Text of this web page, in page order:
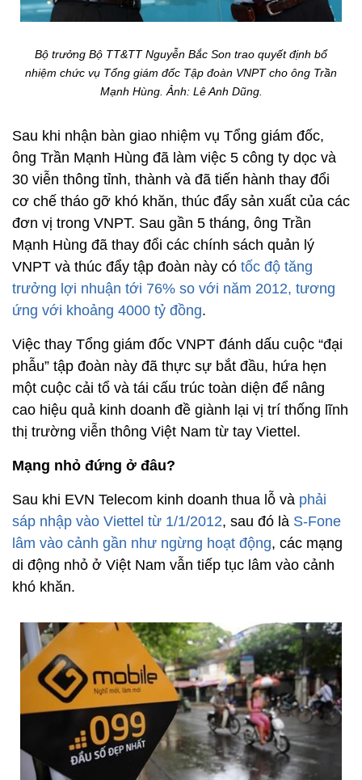
Bộ trưởng Bộ TT&TT Nguyễn Bắc Son trao quyết định bổ
nhiệm chức vụ Tổng giám đốc Tập đoàn VNPT cho ông Trần
Mạnh Hùng. Ảnh: Lê Anh Dũng.
Sau khi nhận bàn giao nhiệm vụ Tổng giám đốc,
ông Trần Mạnh Hùng đã làm việc 5 công ty dọc và
30 viễn thông tỉnh, thành và đã tiến hành thay đổi
cơ chế tháo gỡ khó khăn, thúc đẩy sản xuất của các
đơn vị trong VNPT. Sau gần 5 tháng, ông Trần
Mạnh Hùng đã thay đổi các chính sách quản lý
VNPT và thúc đẩy tập đoàn này có tốc độ tăng
trưởng lợi nhuận tới 76% so với năm 2012, tương
ứng với khoảng 4000 tỷ đồng.
Việc thay Tổng giám đốc VNPT đánh dấu cuộc “đại
phẫu” tập đoàn này đã thực sự bắt đầu, hứa hẹn
một cuộc cải tổ và tái cấu trúc toàn diện để nâng
cao hiệu quả kinh doanh đề giành lại vị trí thống lĩnh
thị trường viễn thông Việt Nam từ tay Viettel.
Mạng nhỏ đứng ở đâu?
Sau khi EVN Telecom kinh doanh thua lỗ và phải
sáp nhập vào Viettel từ 1/1/2012, sau đó là S-Fone
lâm vào cảnh gần như ngừng hoạt động, các mạng
di động nhỏ ở Việt Nam vẫn tiếp tục lâm vào cảnh
khó khăn.